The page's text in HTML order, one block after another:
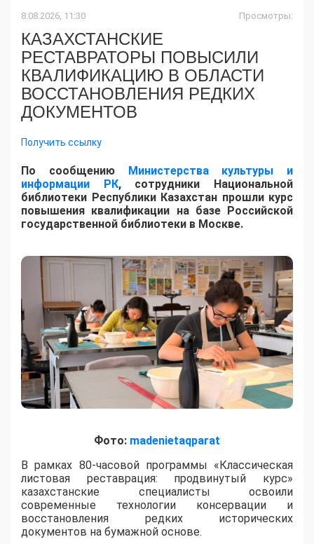
8.08.2026, 11:30 Просмотры:
КАЗАХСТАНСКИЕ
РЕСТАВРАТОРЫ ПОВЫСИЛИ
КВАЛИФИКАЦИЮ В ОБЛАСТИ
ВОССТАНОВЛЕНИЯ РЕДКИХ
ДОКУМЕНТОВ
Получить ссылку
​По сообщению Министерства культуры и
информации РК, сотрудники Национальной
библиотеки Республики Казахстан прошли курс
повышения квалификации на базе Российской
государственной библиотеки в Москве.
Фото: madenietaqparat
​В рамках 80-часовой программы «Классическая
листовая реставрация: продвинутый курс»
казахстанские специалисты освоили
современные технологии консервации и
восстановления редких исторических
документов на бумажной основе.